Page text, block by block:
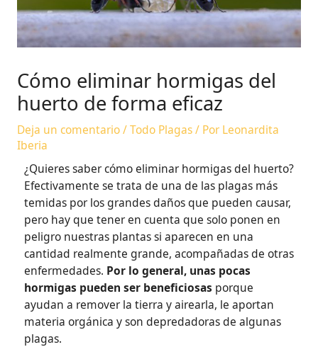
Cómo eliminar hormigas del
huerto de forma eficaz
Deja un comentario/Todo Plagas/ Por Leonardita
Iberia
¿Quieres saber cómo eliminar hormigas del huerto?
Efectivamente se trata de una de las plagas más
temidas por los grandes daños que pueden causar,
pero hay que tener en cuenta que solo ponen en
peligro nuestras plantas si aparecen en una
cantidad realmente grande, acompañadas de otras
enfermedades. Por lo general, unas pocas
hormigas pueden ser beneficiosas porque
ayudan a remover la tierra y airearla, le aportan
materia orgánica y son depredadoras de algunas
plagas.